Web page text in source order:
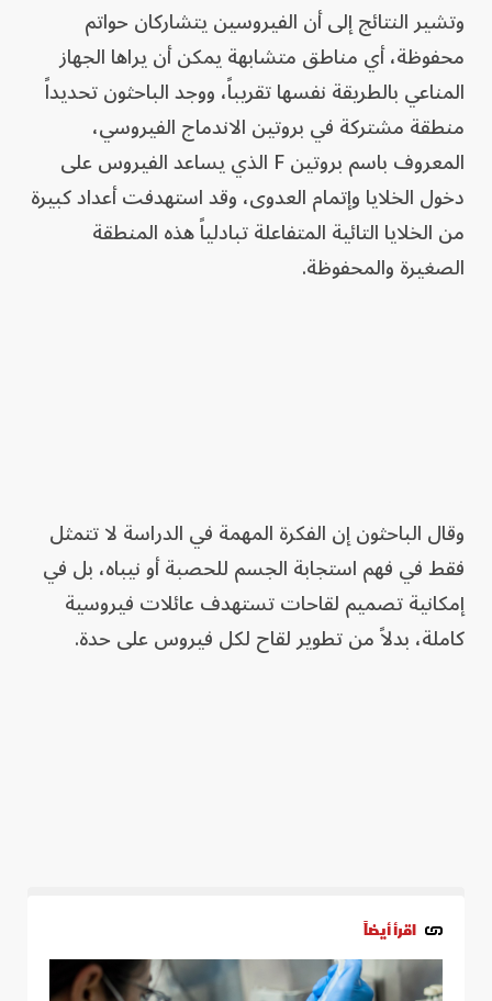
وتشير النتائج إلى أن الفيروسين يتشاركان حواتم
محفوظة، أي مناطق متشابهة يمكن أن يراها الجهاز
المناعي بالطريقة نفسها تقريباً، ووجد الباحثون تحديداً
منطقة مشتركة في بروتين الاندماج الفيروسي،
المعروف باسم بروتين F الذي يساعد الفيروس على
دخول الخلايا وإتمام العدوى، وقد استهدفت أعداد كبيرة
من الخلايا التائية المتفاعلة تبادلياً هذه المنطقة
الصغيرة والمحفوظة.
وقال الباحثون إن الفكرة المهمة في الدراسة لا تتمثل
فقط في فهم استجابة الجسم للحصبة أو نيباه، بل في
إمكانية تصميم لقاحات تستهدف عائلات فيروسية
كاملة، بدلاً من تطوير لقاح لكل فيروس على حدة.
اقرأ أيضاً